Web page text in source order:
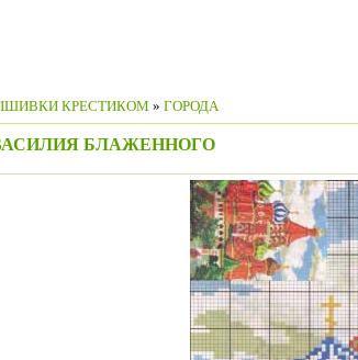
КРЕСТИКОМ » ГОРОДА
БЛАЖЕННОГО